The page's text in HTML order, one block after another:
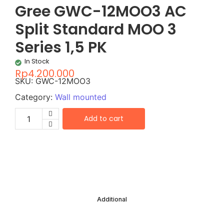
Gree GWC-12MOO3 AC
Split Standard MOO 3
Series 1,5 PK
In Stock
Rp4.200.000
SKU: GWC-12MOO3
Category: Wall mounted
Add to cart
Additional